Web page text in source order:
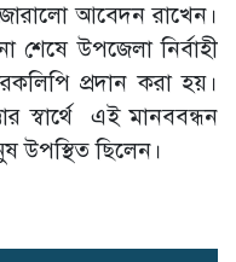
আবেদন রাখেন।
শেষে উপজেলা নির্বাহী
প্রদান করা হয়।
স্বার্থে এই মানববন্ধন
উপস্থিত ছিলেন।